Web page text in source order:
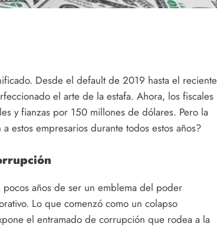
Desde el default de 2019 hasta el reciente
el arte de la estafa. Ahora, los fiscales
y fianzas por 150 millones de dólares. Pero la
empresarios durante todos estos años?
años de ser un emblema del poder
Lo que comenzó como un colapso
el entramado de corrupción que rodea a la